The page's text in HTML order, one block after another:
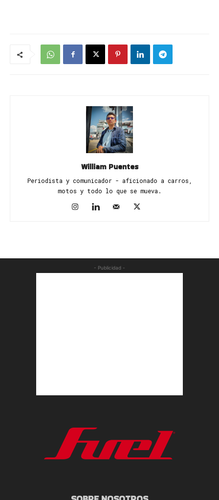
William Puentes
Periodista y comunicador - aficionado a carros,
motos y todo lo que se mueva.
- Publicidad -